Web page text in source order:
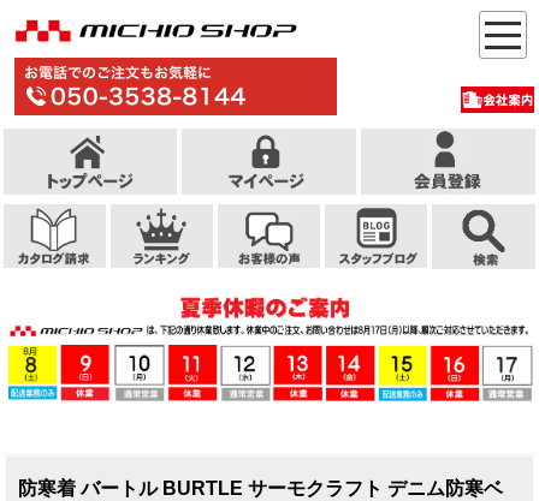
防寒着 バートル BURTLE サーモクラフト デニム防寒ベ